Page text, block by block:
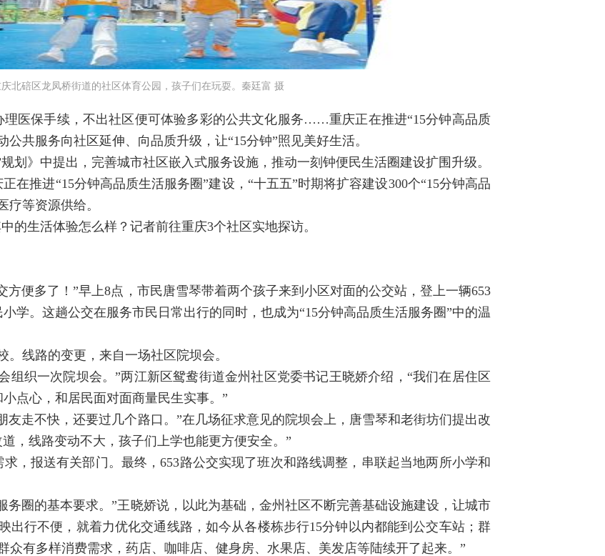
北碚区龙凤桥街道的社区体育公园，孩子们在玩耍。秦廷富 摄
医保手续，不出社区便可体验多彩的公共文化服务……重庆正在推进“15分钟高品质
共服务向社区延伸、向品质升级，让“15分钟”照见美好生活。
划》中提出，完善城市社区嵌入式服务设施，推动一刻钟便民生活圈建设扩围升级。
在推进“15分钟高品质生活服务圈”建设，“十五五”时期将扩容建设300个“15分钟高品
疗等资源供给。
的生活体验怎么样？记者前往重庆3个社区实地探访。
方便多了！”早上8点，市民唐雪琴带着两个孩子来到小区对面的公交站，登上一辆653
学。这趟公交在服务市民日常出行的同时，也成为“15分钟高品质生活服务圈”中的温
线路的变更，来自一场社区院坝会。
组织一次院坝会。”两江新区鸳鸯街道金州社区党委书记王晓娇介绍，“我们在居住区
点心，和居民面对面商量民生实事。”
友走不快，还要过几个路口。”在几场征求意见的院坝会上，唐雪琴和老街坊们提出改
，线路变动不大，孩子们上学也能更方便安全。”
，报送有关部门。最终，653路公交实现了班次和路线调整，串联起当地两所小学和
务圈的基本要求。”王晓娇说，以此为基础，金州社区不断完善基础设施建设，让城市
出行不便，就着力优化交通线路，如今从各楼栋步行15分钟以内都能到公交车站；群
众有多样消费需求，药店、咖啡店、健身房、水果店、美发店等陆续开了起来。”